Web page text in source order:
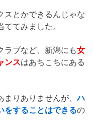
スとかできるんじゃな
てみました。
ラブなど、新潟にも女
ンスはあちこちにある
まりありませんが、ハ
をすることはできるの